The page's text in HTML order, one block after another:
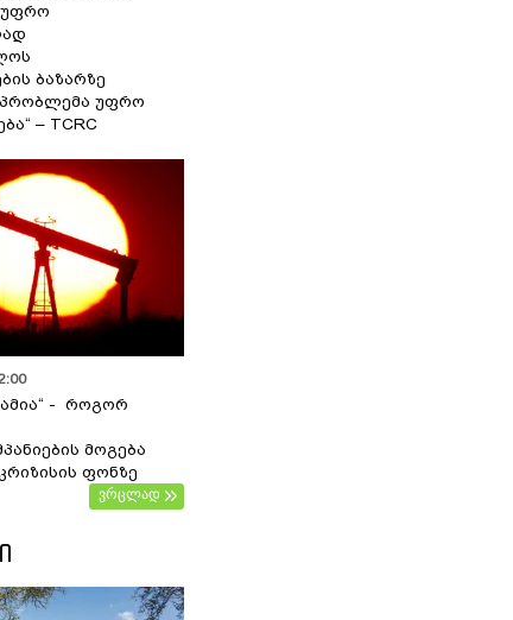
ბაზარზე
პრობლემა უფრო
– TCRC
- როგორ
მოგება
ფონზე
ვრცლად